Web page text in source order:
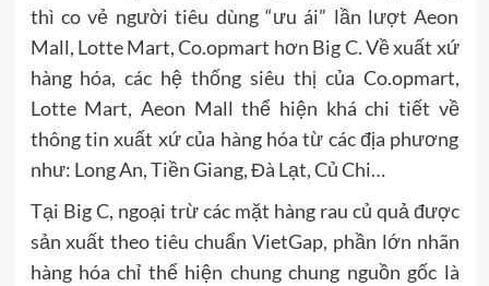
thì co vẻ người tiêu dùng “ưu ái” lần lượt Aeon
Mall, Lotte Mart, Co.opmart hơn Big C. Về xuất xứ
hàng hóa, các hệ thống siêu thị của Co.opmart,
Lotte Mart, Aeon Mall thể hiện khá chi tiết về
thông tin xuất xứ của hàng hóa từ các địa phương
như: Long An, Tiền Giang, Đà Lạt, Củ Chi…
Tại Big C, ngoại trừ các mặt hàng rau củ quả được
sản xuất theo tiêu chuẩn VietGap, phần lớn nhãn
hàng hóa chỉ thể hiện chung chung nguồn gốc là